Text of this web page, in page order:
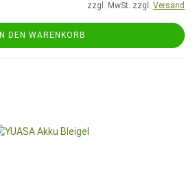
zzgl. MwSt. zzgl. Versand
IN DEN WARENKORB